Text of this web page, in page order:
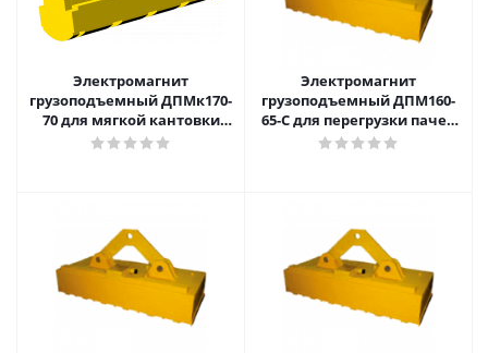
Электромагнит
грузоподъемный ДПМк170-
70 для мягкой кантовки
слябов
Электромагнит
грузоподъемный ДПМ160-
65-С для перегрузки пачек
тонкостенной трубы